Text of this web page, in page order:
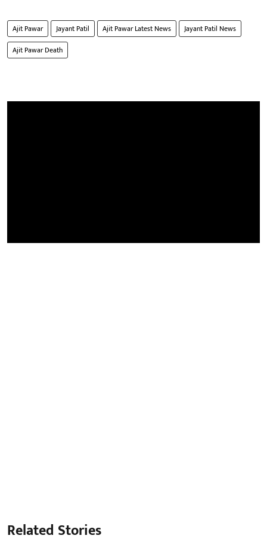
Ajit Pawar Jayant Patil Ajit Pawar Latest News
Jayant Patil News
Ajit Pawar Death
Related Stories